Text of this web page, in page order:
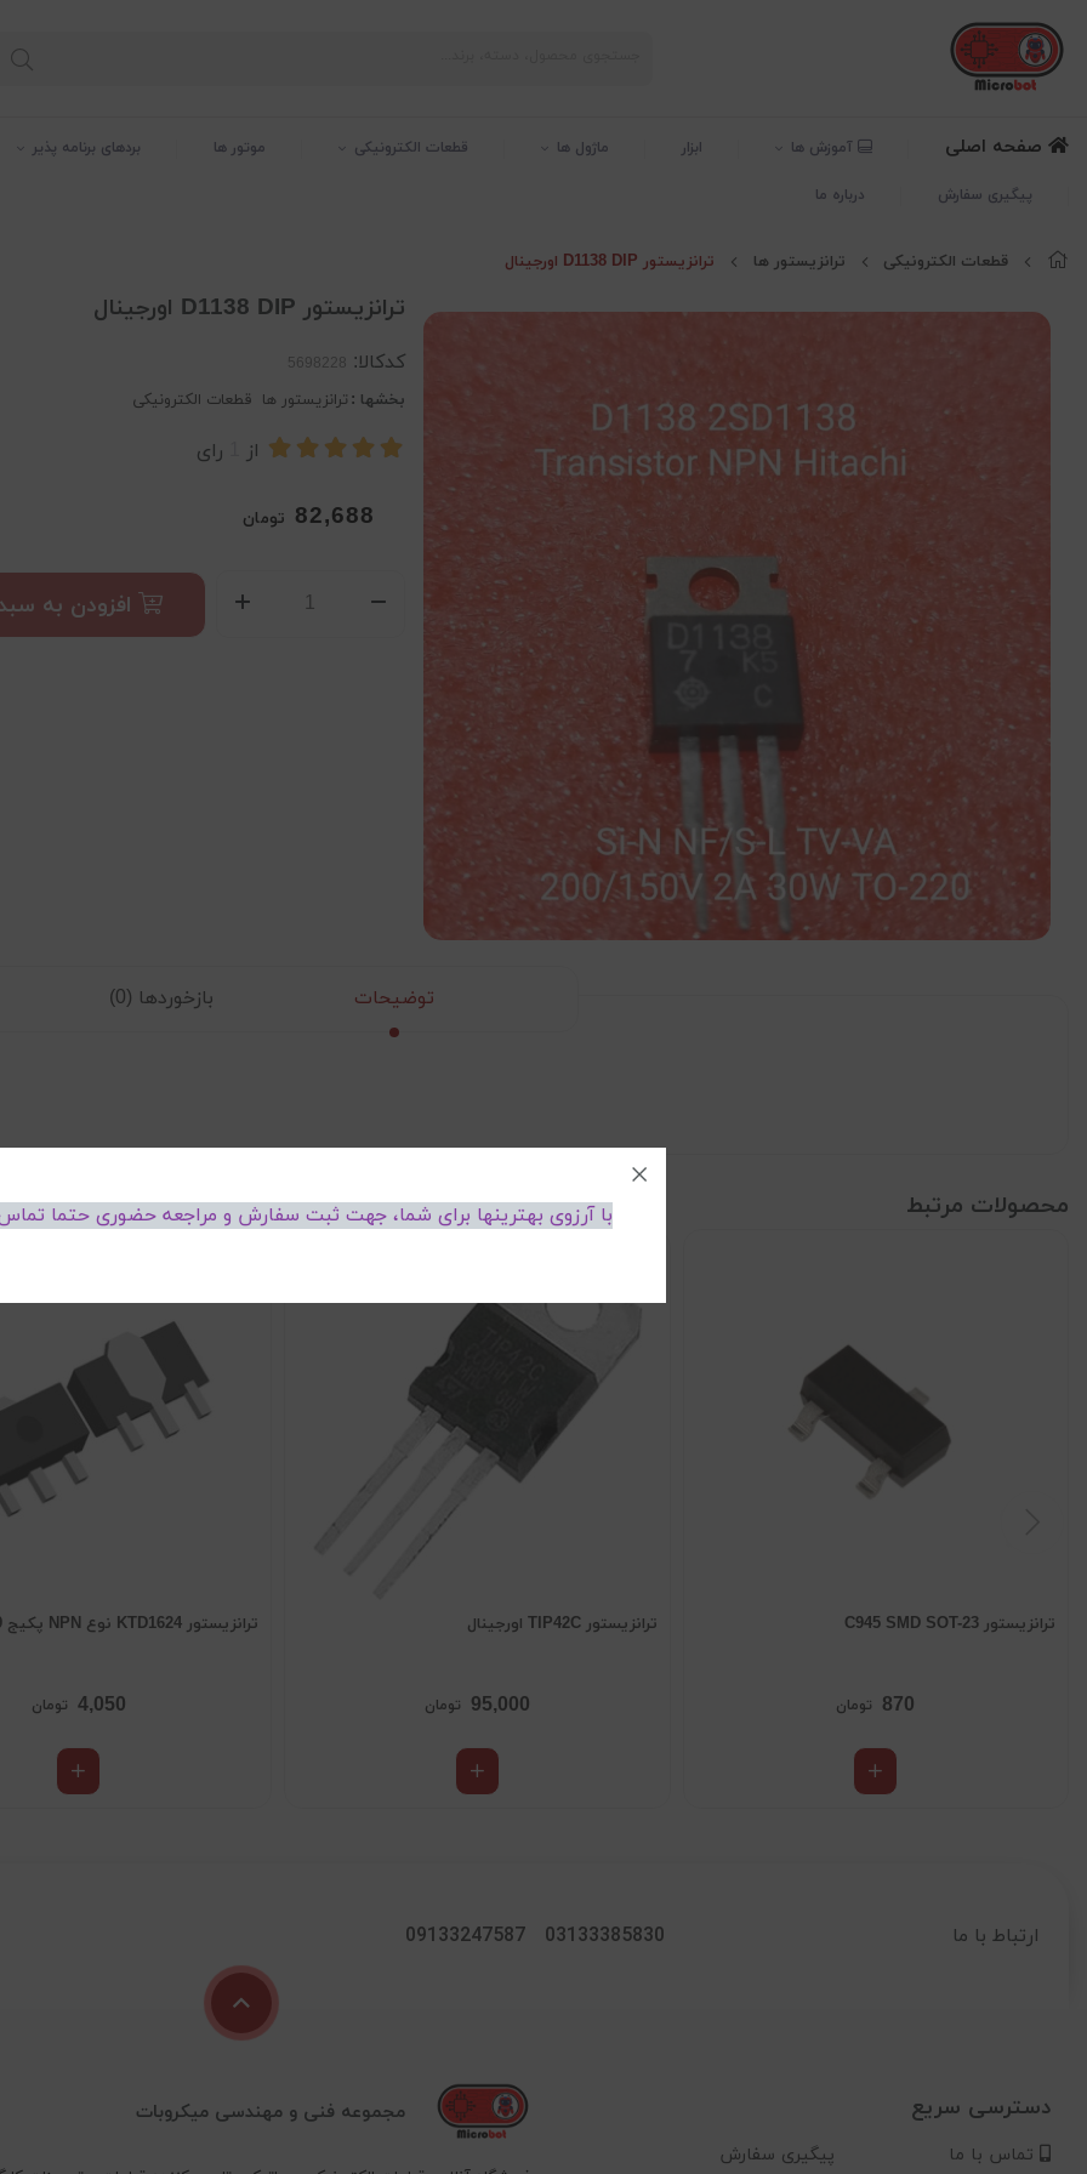
صفحه اصلی آموزش ها ابزار ماژول ها قطعات الکترونیکی موتور ها بردهای برنامه پذیر
پیگیری سفارش درباره ما
قطعات الکترونیکی ترانزیستور ها ترانزیستور D1138 DIP اورجینال
ترانزیستور D1138 DIP اورجینال
کدکالا:
بخشها : ترانزیستور ها قطعات الکترونیکی
از رای
82,688 تومان
افزودن به
توضیحات بازخوردها (0)
محصولات مرتبط
ترانزیستور C945 SMD SOT-23
870 تومان
ترانزیستور TIP42C اورجینال
95,000 تومان
ترانزیستور KTD1624 نوع NPN پکیج SOT-89
4,050 تومان
ارتباط با ما 03133385830
09133247587
دسترسی سریع
تماس با ما پیگیری سفارش
مجموعه فنی و مهندسی میکروبات
با آرزوی بهترینها برای شما، جهت ثبت سفارش و مراجعه حضوری حتما